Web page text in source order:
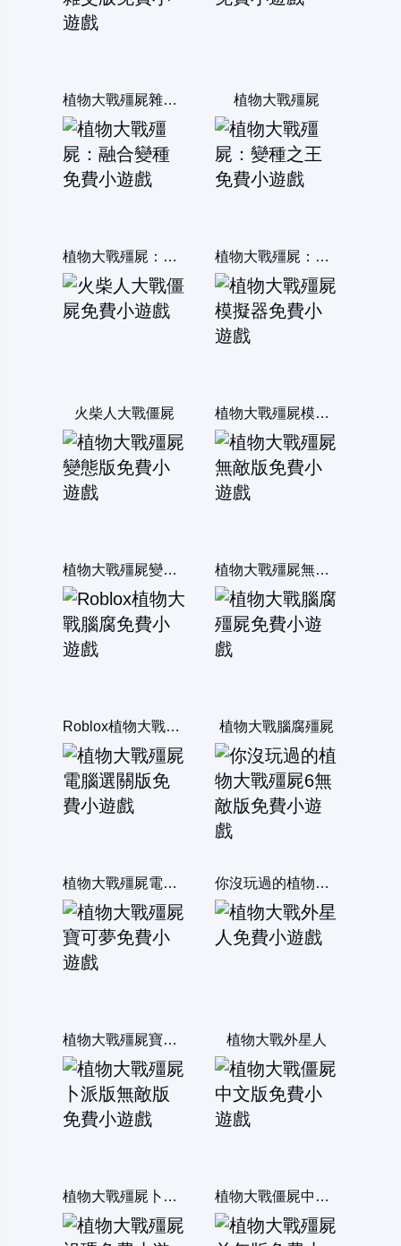
植物大戰殭屍雜交版 植物大戰殭屍
植物大戰殭屍：融合變種 植物大戰殭屍：變種之王
火柴人大戰僵屍 植物大戰殭屍模擬器
植物大戰殭屍變態版 植物大戰殭屍無敵版
Roblox植物大戰腦腐 植物大戰腦腐殭屍
植物大戰殭屍電腦選關版 你沒玩過的植物大戰殭屍6無敵版
植物大戰殭屍寶可夢 植物大戰外星人
植物大戰殭屍卜派版無敵版 植物大戰僵屍中文版